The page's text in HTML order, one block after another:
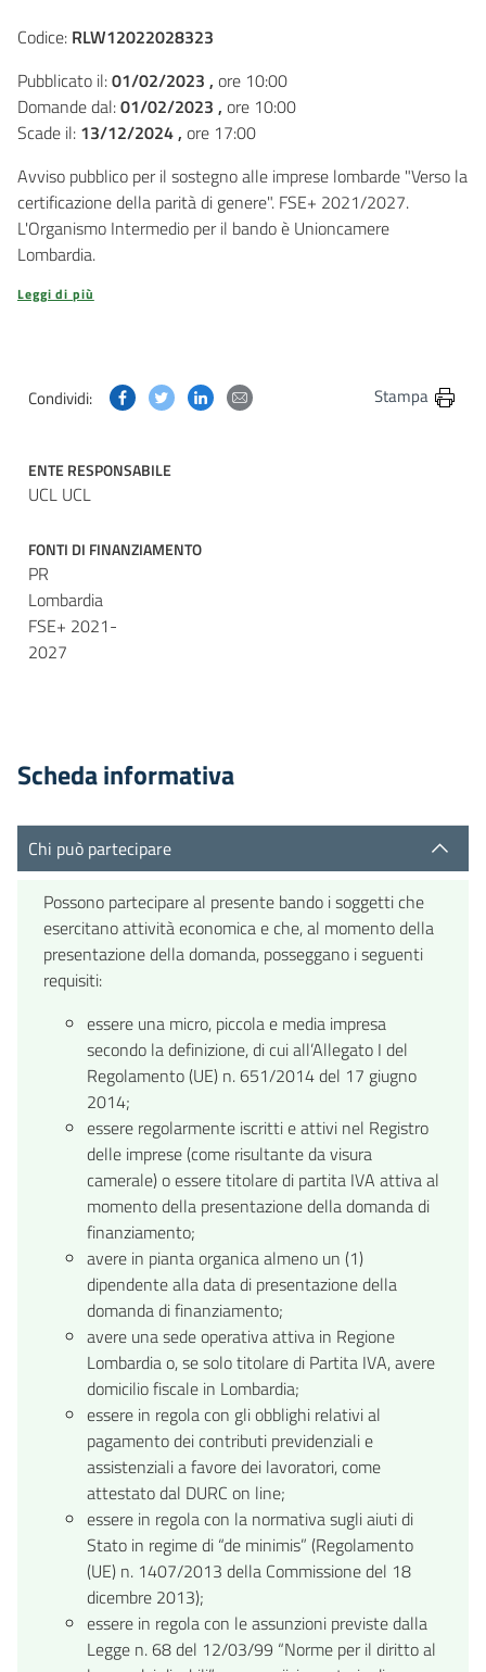
Codice: RLW12022028323
Pubblicato il:01/02/2023 , ore 10:00
Domande dal:01/02/2023 , ore 10:00
Scade il: 13/12/2024 , ore 17:00
Avviso pubblico per il sostegno alle imprese lombarde "Verso la
certificazione della parità di genere". FSE+ 2021/2027.
L'Organismo Intermedio per il bando è Unioncamere
Lombardia.
Leggi di più
Condividi: Condividi questa pagina su Facebook
Condividi questa pagina su Twitter
Condividi questa pagina su Linkedin
Condividi questa pagina via
Stampa
ENTE RESPONSABILE
UCL UCL
FONTI DI FINANZIAMENTO
PR
Lombardia
FSE+ 2021-
2027
Scheda informativa
Chi può partecipare
Possono partecipare al presente bando i soggetti che
esercitano attività economica e che, al momento della
presentazione della domanda, posseggano i seguenti
requisiti:
essere una micro, piccola e media impresa
secondo la definizione, di cui all’Allegato I del
Regolamento (UE) n. 651/2014 del 17 giugno
2014;
essere regolarmente iscritti e attivi nel Registro
delle imprese (come risultante da visura
camerale) o essere titolare di partita IVA attiva al
momento della presentazione della domanda di
finanziamento;
avere in pianta organica almeno un (1)
dipendente alla data di presentazione della
domanda di finanziamento;
avere una sede operativa attiva in Regione
Lombardia o, se solo titolare di Partita IVA, avere
domicilio fiscale in Lombardia;
essere in regola con gli obblighi relativi al
pagamento dei contributi previdenziali e
assistenziali a favore dei lavoratori, come
attestato dal DURC on line;
essere in regola con la normativa sugli aiuti di
Stato in regime di “de minimis” (Regolamento
(UE) n. 1407/2013 della Commissione del 18
dicembre 2013);
essere in regola con le assunzioni previste dalla
Legge n. 68 del 12/03/99 “Norme per il diritto al